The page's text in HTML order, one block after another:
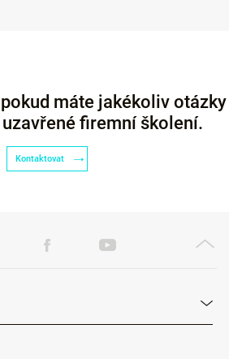
máte jakékoliv otázky
firemní školení.
Kontaktovat